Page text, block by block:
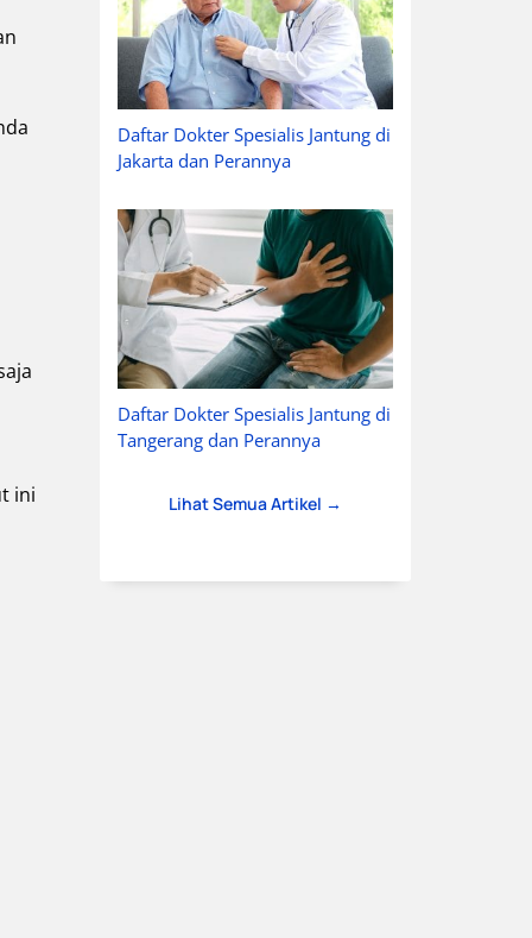
ini
Daftar Dokter Spesialis Jantung di
Jakarta dan Perannya
Daftar Dokter Spesialis Jantung di
Tangerang dan Perannya
Lihat Semua Artikel →